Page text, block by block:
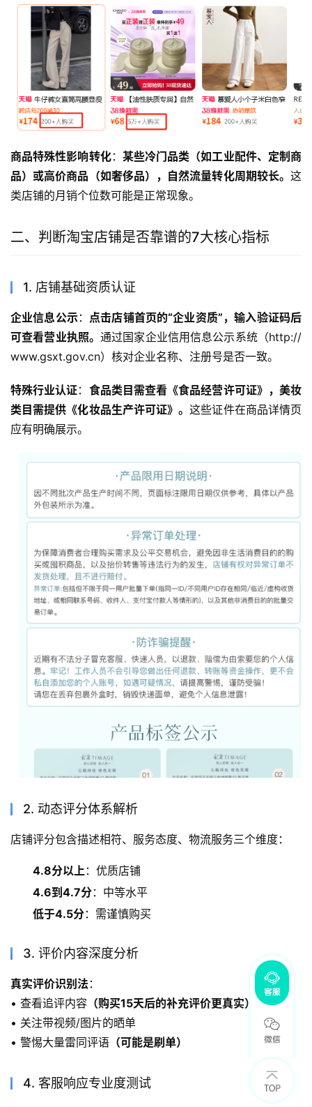
商品特殊性影响转化： 某些冷门品类（如工业配件、定制商
品）或高价商品（如奢侈品），自然流量转化周期较长。 这
类店铺的月销个位数可能是正常现象。
二、判断淘宝店铺是否靠谱的7大核心指标
1. 店铺基础资质认证
企业信息公示： 点击店铺首页的“企业资质”，输入验证码后
可查看营业执照。通过国家企业信用信息公示系统（http://
www.gsxt.gov.cn）核对企业名称、注册号是否一致。
特殊行业认证： 食品类目需查看《食品经营许可证》，美妆
类目需提供《化妆品生产许可证》。这些证件在商品详情页
应有明确展示。
2. 动态评分体系解析
店铺评分包含描述相符、服务态度、物流服务三个维度：
4.8分以上 ：优质店铺
4.6到4.7分：中等水平
低于4.5分：需谨慎购买
3. 评价内容深度分析
真实评价识别法 ：
• 查看追评内容 （购买15天后的补充评价更真实）
• 关注带视频/图片的晒单
• 警惕大量雷同评语 （可能是刷单）
4. 客服响应专业度测试